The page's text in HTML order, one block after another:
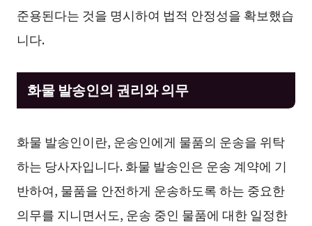
준용된다는 것을 명시하여 법적 안정성을 확보했습
니다.
화물 발송인의 권리와 의무
화물 발송인이란, 운송인에게 물품의 운송을 위탁
하는 당사자입니다. 화물 발송인은 운송 계약에 기
반하여, 물품을 안전하게 운송하도록 하는 중요한
의무를 지니면서도, 운송 중인 물품에 대한 일정한